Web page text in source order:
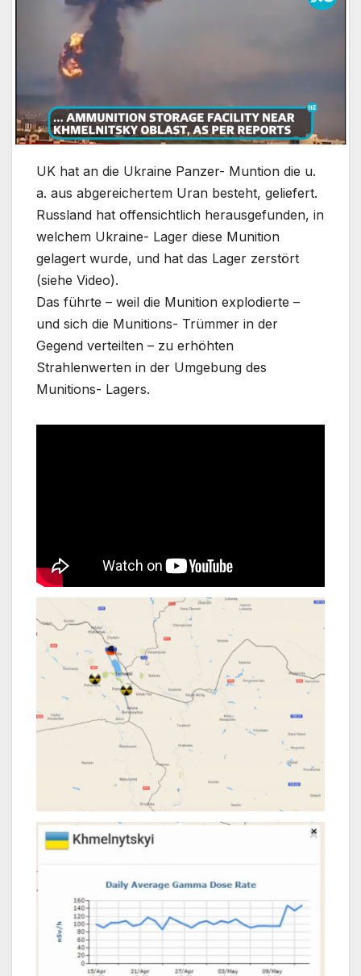
UK hat an die Ukraine Panzer- Muntion die u.
a. aus abgereichertem Uran besteht, geliefert.
Russland hat offensichtlich herausgefunden, in
welchem Ukraine- Lager diese Munition
gelagert wurde, und hat das Lager zerstört
(siehe Video).
Das führte – weil die Munition explodierte –
und sich die Munitions- Trümmer in der
Gegend verteilten – zu erhöhten
Strahlenwerten in der Umgebung des
Munitions- Lagers.